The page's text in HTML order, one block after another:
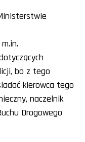
bo z tego
kierowca tego
naczelnik
Drogowego